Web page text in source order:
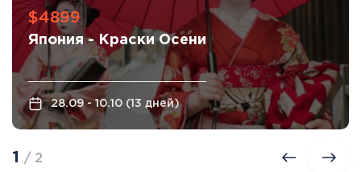
$4899
Япония - Краски Осени
28.09 - 10.10 (13 дней)
1 / 2